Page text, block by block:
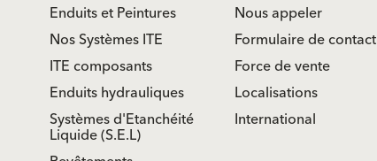
Enduits et Peintures
Nos Systèmes ITE
ITE composants
Enduits hydrauliques
Systèmes d'Etanchéité
Liquide (S.E.L)
Nous appeler
Formulaire de contact
Force de vente
Localisations
International